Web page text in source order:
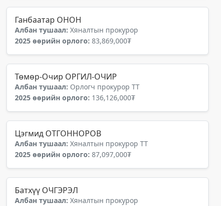
Ганбаатар ОНОН
Албан тушаал: Хяналтын прокурор
2025 өөрийн орлого: 83,869,000₮
Төмөр-Очир ОРГИЛ-ОЧИР
Албан тушаал: Орлогч прокурор ТТ
2025 өөрийн орлого: 136,126,000₮
Цэгмид ОТГОННОРОВ
Албан тушаал: Хяналтын прокурор ТТ
2025 өөрийн орлого: 87,097,000₮
Батхүү ОЧГЭРЭЛ
Албан тушаал: Хяналтын прокурор